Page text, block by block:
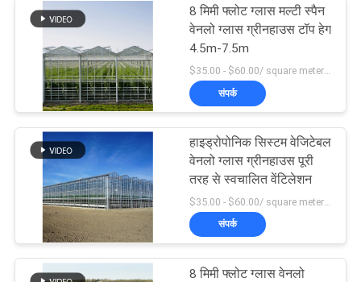
सुरंग ग्रीनहाउस
96
वेनलो ग्लास ग्रीनहाउस
10
8 मिमी फ्लोट ग्लास मल्टी स्पैन
वेनलो ग्लास ग्रीनहाउस टॉप हेग
4.5m-7.5m
संपर्क
हाइड्रोपोनिक सिस्टम वेजिटेबल
वेनलो ग्लास ग्रीनहाउस पूरी
तरह से स्वचालित वेंटिलेशन
संपर्क
8 मिमी फ्लोट ग्लास वेनलो